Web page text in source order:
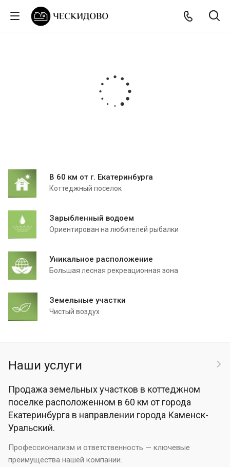
В 60 км от г. Екатеринбурга
Коттеджный поселок
Зарыбленный водоем
Ориентирован на любителей рыбалки
Уникальное расположение
Большая лесная рекреационная зона
Земельные участки
Чистый воздух
Наши услуги
Продажа земельных участков в коттеджном
поселке расположенном в 60 км от города
Екатеринбурга в направлении города Каменск-
Уральский.
Профессионализм и ответственность — ключевые
преимущества нашей компании.